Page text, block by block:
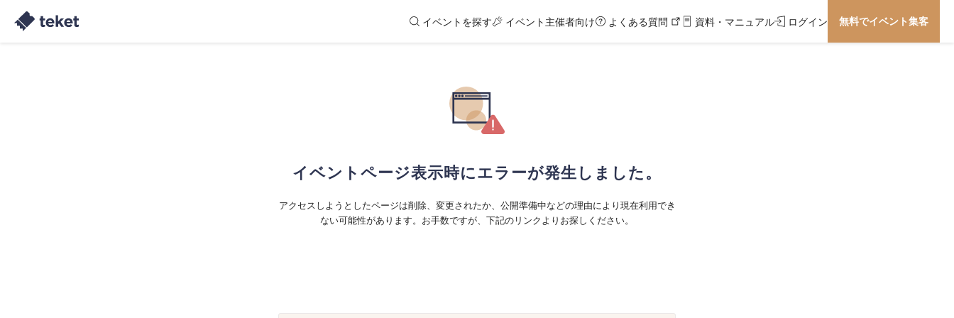
イベントを探す イベント主催者向け よくある質問 資料・マニュアル ログイン 無料でイベント集客
イベントページ表示時にエラーが発生しました。
アクセスしようとしたページは削除、変更されたか、公開準備中などの理由により現在利用でき
ない可能性があります。お手数ですが、下記のリンクよりお探しください。